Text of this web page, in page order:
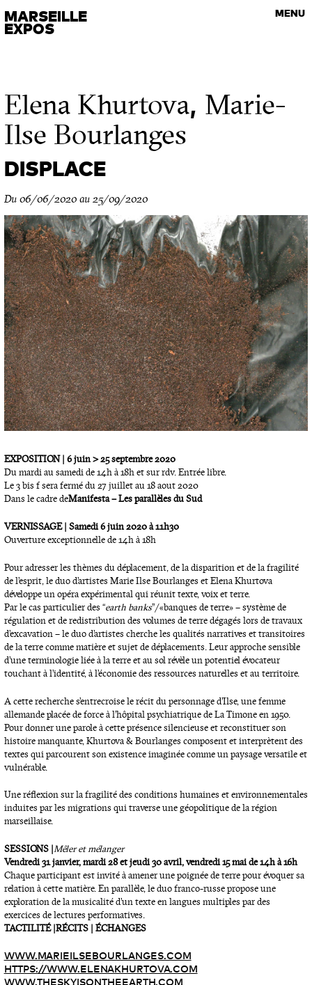
MARSEILLE
EXPOS
MENU
VISITES GUIDÉES
Les rendez-vous de l’art contemporain
Elena Khurtova, Marie-
Ilse Bourlanges
DISPLACE
Du 06/06/2020 au 25/09/2020
EXPOSITION | 6 juin > 25 septembre 2020
Du mardi au samedi de 14h à 18h et sur rdv. Entrée libre.
Le 3 bis f sera fermé du 27 juillet au 18 aout 2020
Dans le cadre deManifesta – Les parallèles du Sud
VERNISSAGE | Samedi 6 juin 2020 à 11h30
Ouverture exceptionnelle de 14h à 18h
Pour adresser les thèmes du déplacement, de la disparition et de la fragilité
de l’esprit, le duo d’artistes Marie Ilse Bourlanges et Elena Khurtova
développe un opéra expérimental qui réunit texte, voix et terre.
Par le cas particulier des “earth banks”/« banques de terre » – système de
régulation et de redistribution des volumes de terre dégagés lors de travaux
d’excavation – le duo d’artistes cherche les qualités narratives et transitoires
de la terre comme matière et sujet de déplacements. Leur approche sensible
d’une terminologie liée à la terre et au sol révèle un potentiel évocateur
touchant à l’identité, à l’économie des ressources naturelles et au territoire.
A cette recherche s’entrecroise le récit du personnage d’Ilse, une femme
allemande placée de force à l’hôpital psychiatrique de La Timone en 1950.
Pour donner une parole à cette présence silencieuse et reconstituer son
histoire manquante, Khurtova & Bourlanges composent et interprètent des
textes qui parcourent son existence imaginée comme un paysage versatile et
vulnérable.
Une réflexion sur la fragilité des conditions humaines et environnementales
induites par les migrations qui traverse une géopolitique de la région
marseillaise.
SESSIONS |Mêler et mélanger
Vendredi 31 janvier, mardi 28 et jeudi 30 avril, vendredi 15 mai de 14h à 16h
Chaque participant est invité à amener une poignée de terre pour évoquer sa
relation à cette matière. En parallèle, le duo franco-russe propose une
exploration de la musicalité d’un texte en langues multiples par des
exercices de lectures performatives.
TACTILITÉ | RÉCITS | ÉCHANGES
WWW.MARIEILSEBOURLANGES.COM
HTTPS://WWW.ELENAKHURTOVA.COM
WWW.THESKYISONTHEEARTH.COM